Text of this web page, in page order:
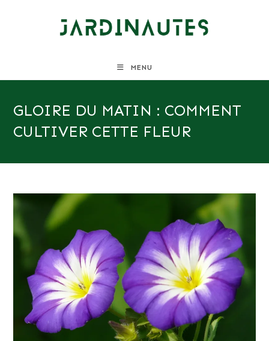
MENU
GLOIRE DU MATIN : COMMENT
CULTIVER CETTE FLEUR